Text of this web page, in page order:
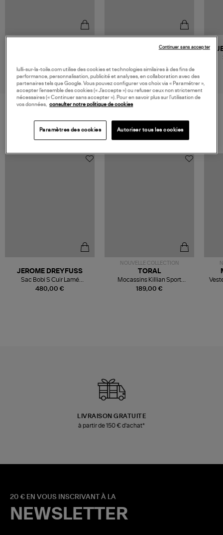
690,00 €
465,00 €
DRAGON DIFFUSION
VOS DERNIERS PRODUITS VUS
480,00 €
JEROME DREYFUSS
Sac Bobi S Cuir Lamé
Champagne
NOUVELLE COLLECTION
189,00 €
TORAL
Mocassins Killian Sport
Mousse
LIVRAISON GRATUITE
à partir de 150 € d'achat*
20 € EN VOUS INSCRIVANT À LA
NEWSLETTER
lulli-sur-la-toile.com utilise des cookies et technologies similaires à des fins de
performance, personnalisation, publicité et analyses, en collaboration avec des
partenaires tels que Google. Vous pouvez configurer vos choix via « Paramétrer »,
accepter l’ensemble des cookies (« J’accepte ») ou refuser ceux non strictement
nécessaires (« Continuer sans accepter »). Pour en savoir plus sur l’utilisation de
vos données,
consulter notre politique de cookies
Paramètres des cookies Autoriser tous les cookies
Continuer sans accepter